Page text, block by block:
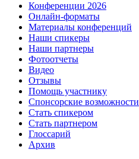
Конференции 2026
Онлайн-форматы
Материалы конференций
Наши спикеры
Наши партнеры
Фотоотчеты
Видео
Отзывы
Помощь участнику
Спонсорские возможности
Стать спикером
Стать партнером
Глоссарий
Архив